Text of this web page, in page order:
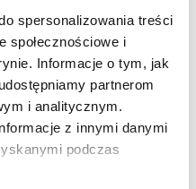
spersonalizowania treści
społecznościowe i
Informacje o tym, jak
partnerom
i analitycznym.
z innymi danymi
podczas
przedpłacie
płatności za pobraniem
dostawa gratis
w trakcie składania